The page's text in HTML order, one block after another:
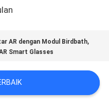
AR dengan Modul Birdbath,
Smart Glasses